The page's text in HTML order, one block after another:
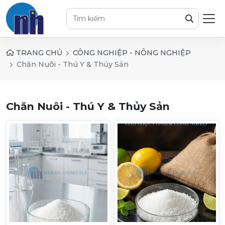
TRANG CHỦ
CÔNG NGHIỆP - NÔNG NGHIỆP
Chăn Nuôi - Thú Y & Thủy Sản
Chăn Nuôi - Thú Y & Thủy Sản